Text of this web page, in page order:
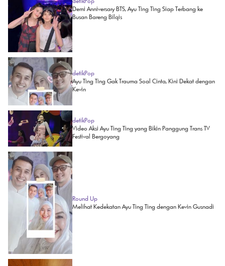
Demi Anniversary BTS, Ayu Ting Ting Siap Terbang ke
Busan Bareng Bilqis
detikPop
Ayu Ting Ting Gak Trauma Soal Cinta, Kini Dekat dengan
Kevin
detikPop
Video Aksi Ayu Ting Ting yang Bikin Panggung Trans TV
Festival Bergoyang
Round Up
Melihat Kedekatan Ayu Ting Ting dengan Kevin Gusnadi